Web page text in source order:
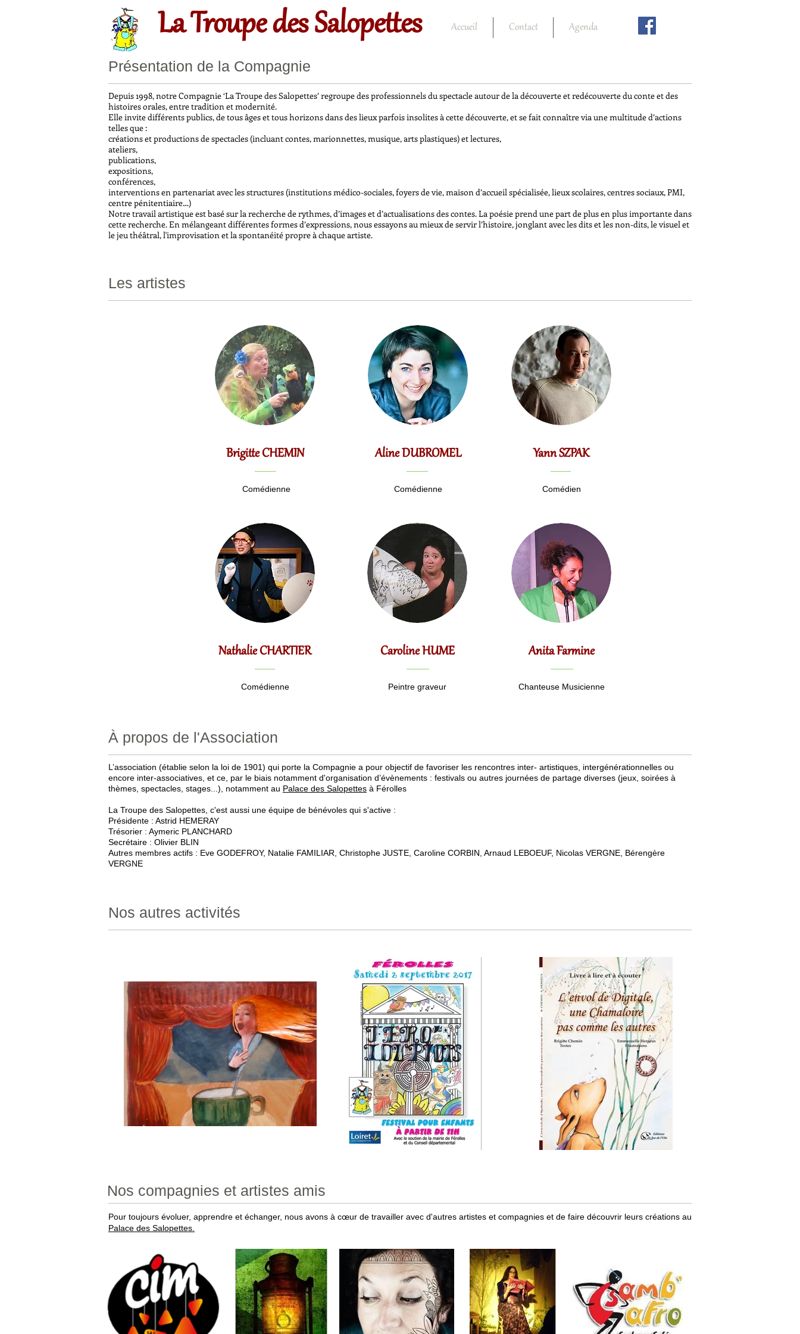
La Troupe des Salopettes Accueil Contact Agenda
Présentation de la Compagnie
Depuis 1998, notre Compagnie ‘La Troupe des Salopettes’ regroupe des professionnels du spectacle autour de la découverte et redécouverte du conte et des
histoires orales, entre tradition et modernité.
Elle invite différents publics, de tous âges et tous horizons dans des lieux parfois insolites à cette découverte, et se fait connaître via une multitude d’actions
telles que :
créations et productions de spectacles (incluant contes, marionnettes, musique, arts plastiques) et lectures,
ateliers,
publications,
expositions,
conférences,
interventions en partenariat avec les structures (institutions médico-sociales, foyers de vie, maison d’accueil spécialisée, lieux scolaires, centres sociaux, PMI,
centre pénitentiaire…)
Notre travail artistique est basé sur la recherche de rythmes, d’images et d’actualisations des contes. La poésie prend une part de plus en plus importante dans
cette recherche. En mélangeant différentes formes d’expressions, nous essayons au mieux de servir l’histoire, jonglant avec les dits et les non-dits, le visuel et
le jeu théâtral, l'improvisation et la spontanéité propre à chaque artiste.
Les artistes
Brigitte CHEMIN
Comédienne
Nathalie CHARTIER
Comédienne
Aline DUBROMEL
Comédienne
Caroline HUME
Peintre graveur
Yann SZPAK
Comédien
Anita Farmine
Chanteuse Musicienne
À propos de l'Association
L’association (établie selon la loi de 1901) qui porte la Compagnie a pour objectif de favoriser les rencontres inter- artistiques, intergénérationnelles ou
encore inter-associatives, et ce, par le biais notamment d'organisation d’évènements : festivals ou autres journées de partage diverses (jeux, soirées à
thèmes, spectacles, stages...), notamment au Palace des Salopettes à Férolles
La Troupe des Salopettes, c'est aussi une équipe de bénévoles qui s'active :
Présidente : Astrid HEMERAY
Trésorier : Aymeric PLANCHARD
Secrétaire : Olivier BLIN
Autres membres actifs : Eve GODEFROY, Natalie FAMILIAR, Christophe JUSTE, Caroline CORBIN, Arnaud LEBOEUF, Nicolas VERGNE, Bérengère
VERGNE
Nos autres activités
Nos compagnies et artistes amis
Pour toujours évoluer, apprendre et échanger, nous avons à cœur de travailler avec d'autres artistes et compagnies et de faire découvrir leurs créations au
Palace des Salopettes